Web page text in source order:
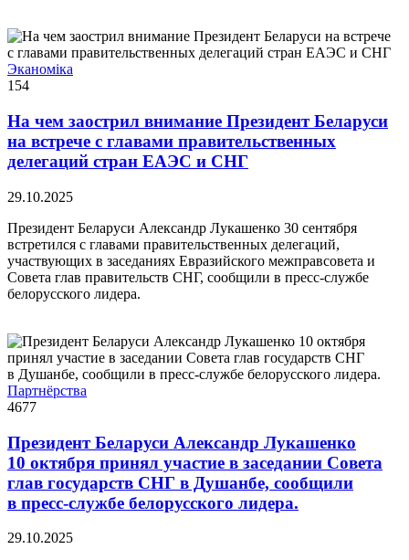
Эканоміка
154
На чем заострил внимание Президент Беларуси
на встрече с главами правительственных
делегаций стран ЕАЭС и СНГ
29.10.2025
Президент Беларуси Александр Лукашенко 30 сентября
встретился с главами правительственных делегаций,
участвующих в заседаниях Евразийского межправсовета и
Совета глав правительств СНГ, сообщили в пресс-службе
белорусского лидера.
Партнёрства
4677
Президент Беларуси Александр Лукашенко
10 октября принял участие в заседании Совета
глав государств СНГ в Душанбе, сообщили
в пресс-службе белорусского лидера.
29.10.2025